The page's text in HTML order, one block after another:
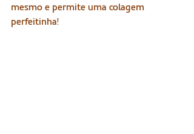
mesmo e permite uma colagem
perfeitinha!